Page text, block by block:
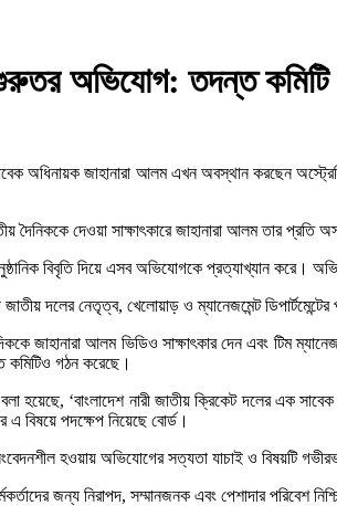
অভিযোগ: তদন্ত কমিটি
অধিনায়ক জাহানারা আলম এখন অবস্থান করছেন
দৈনিককে দেওয়া সাক্ষাৎকারে জাহানারা আলম তার
বিবৃতি দিয়ে এসব অভিযোগকে প্রত্যাখ্যান করে।
জাতীয় দলের নেতৃত্ব, খেলোয়াড় ও ম্যানেজমেন্ট
জাহানারা আলম ভিডিও সাক্ষাৎকার দেন এবং টিম
গঠন করেছে।
বলা হয়েছে, ‘বাংলাদেশ নারী জাতীয় ক্রিকেট দলের এক
বিষয়ে পদক্ষেপ নিয়েছে বোর্ড।
হওয়ায় অভিযোগের সত্যতা যাচাই ও বিষয়টি
জন্য নিরাপদ, সম্মানজনক এবং পেশাদার